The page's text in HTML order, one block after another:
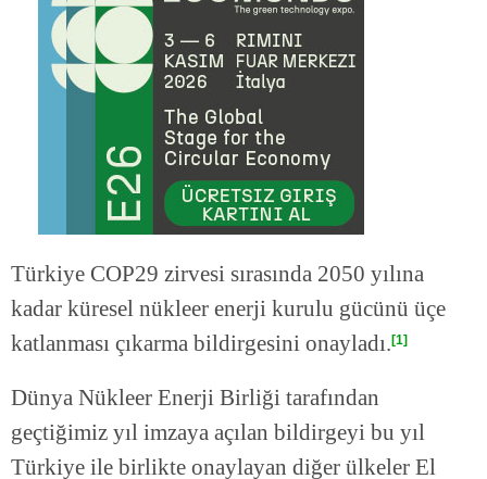
Türkiye COP29 zirvesi sırasında 2050 yılına
kadar küresel nükleer enerji kurulu gücünü üçe
katlanması çıkarma bildirgesini onayladı.[1]
Dünya Nükleer Enerji Birliği tarafından
geçtiğimiz yıl imzaya açılan bildirgeyi bu yıl
Türkiye ile birlikte onaylayan diğer ülkeler El